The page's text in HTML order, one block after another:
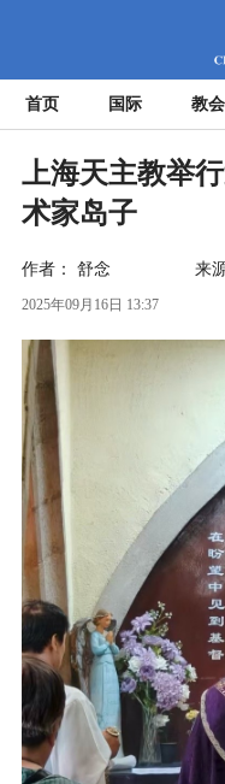
首页 国际 教会
上海天主教举
术家岛子
作者： 舒念 来
2025年09月16日 13:37